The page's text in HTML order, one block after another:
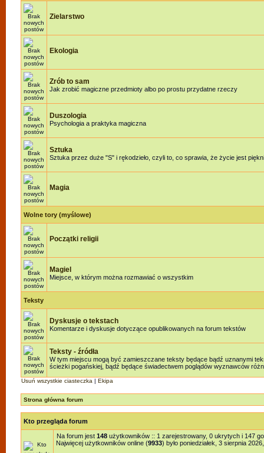
Zielarstwo
Ekologia
Zrób to sam
Jak zrobić magiczne przedmioty albo po prostu przydatne rzeczy
Duszologia
Psychologia a praktyka magiczna
Sztuka
Sztuka przez duże "S" i rękodzieło, czyli to, co sprawia, że życie jest
Magia
Wolne tory (myślowe)
Początki religii
Magiel
Miejsce, w którym można rozmawiać o wszystkim
Teksty
Dyskusje o tekstach
Komentarze i dyskusje dotyczące opublikowanych na forum tekstów
Teksty - źródła
W tym miejscu mogą być zamieszczane teksty będące bądź uznanymi
ścieżki pogańskiej, bądź będące świadectwem poglądów wyznawców
Usuń wszystkie ciasteczka | Ekipa
Strona główna forum
Kto przegląda forum
Na forum jest 148 użytkowników :: 1 zarejestrowany, 0 ukrytych i 147
Najwięcej użytkowników online (9933) było poniedziałek, 3 sierpnia